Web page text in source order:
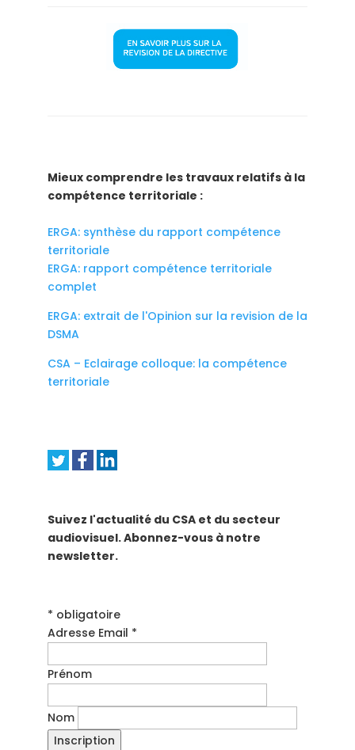
Mieux comprendre les travaux relatifs à la
compétence territoriale :
ERGA: synthèse du rapport compétence
territoriale
ERGA: rapport compétence territoriale
complet
ERGA: extrait de l'Opinion sur la revision de la
DSMA
CSA – Eclairage colloque: la compétence
territoriale
Suivez l'actualité du CSA et du secteur
audiovisuel. Abonnez-vous à notre
newsletter.
* obligatoire
Adresse Email *
Prénom
Nom